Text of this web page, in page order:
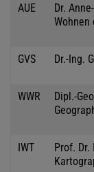
AUE
Dr.
Wohnen
GVS Dr.-Ing.
WWR
Dipl.-
IWT
Prof.